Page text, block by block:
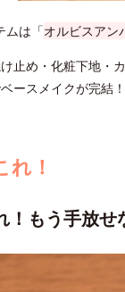
ムは「オルビスアン
止め・化粧下地・
ースメイクが完結
！
！もう手放